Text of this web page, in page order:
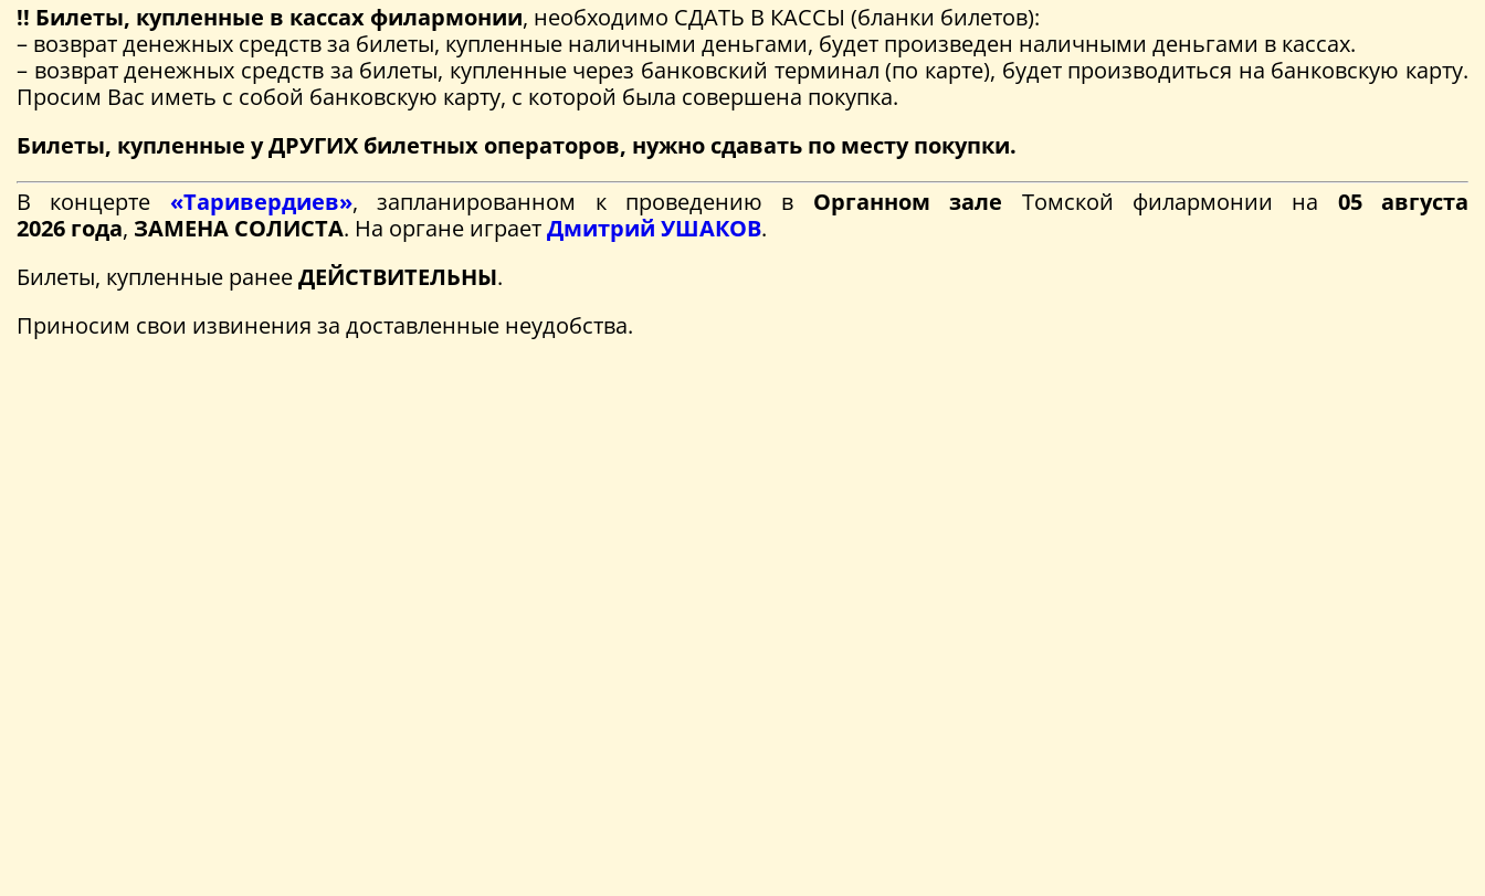
!! Билеты, купленные в кассах филармонии, необходимо СДАТЬ В КАССЫ (бланки билетов):
– возврат денежных средств за билеты, купленные наличными деньгами, будет произведен наличными деньгами в кассах.
– возврат денежных средств за билеты, купленные через банковский терминал (по карте), будет производиться на банковскую карту.
Просим Вас иметь с собой банковскую карту, с которой была совершена покупка.
Билеты, купленные у ДРУГИХ билетных операторов, нужно сдавать по месту покупки.
В концерте «Таривердиев», запланированном к проведению в Органном зале Томской филармонии на 05
августа
2026 года, ЗАМЕНА СОЛИСТА. На органе играетДмитрий УШАКОВ.
Билеты, купленные ранееДЕЙСТВИТЕЛЬНЫ.
Приносим свои извинения за доставленные неудобства.